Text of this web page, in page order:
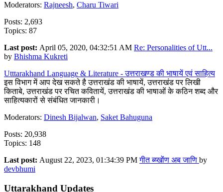
Moderators: Rajneesh, Charu Tiwari
Posts: 2,693
Topics: 87
Last post: April 05, 2020, 04:32:51 AM Re: Personalities of Utt...
by Bhishma Kukreti
Utttarakhand Language & Literature - उत्तराखण्ड की भाषायें एवं साहित्य
इस विभाग में आप देख सकते है उत्तराखंड की भाषायें, उत्तराखंड पर लिखी
किताबे, उत्तराखंड पर रचित कवितायें, उत्तराखंड की भाषाओं के कठिन शब्द और
साहित्यकारों से संबंधित जानकारी।
Moderators: Dinesh Bijalwan, Saket Bahuguna
Posts: 20,938
Topics: 148
Last post: August 22, 2023, 01:34:39 PMगीत ब्य्खोंण अब जाणि by
devbhumi
Uttarakhand Updates